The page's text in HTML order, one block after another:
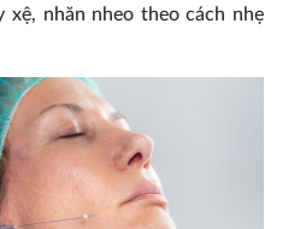
xệ, nhăn nheo theo cách nhẹ